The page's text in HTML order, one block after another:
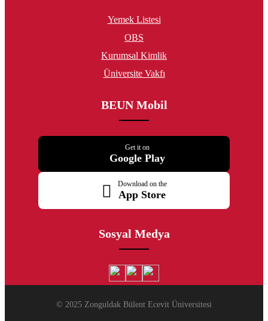
Yemek Listesi
OBS
Kurumsal Kimlik
Üniversite Vakfı
BEUN Mobil
Get it on
Google Play
Download on the
App Store
Sosyal Medya
© 2025 Zonguldak Bülent Ecevit Üniversitesi